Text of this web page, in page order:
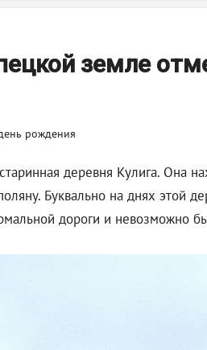
земле
деревня Кулига. Она
Буквально на днях этой
дороги и невозможно